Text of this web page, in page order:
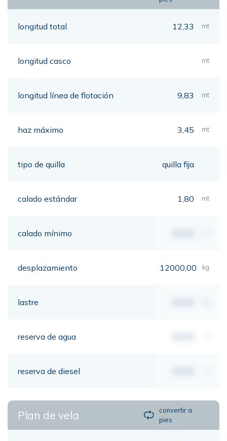
longitud total 12,33 mt
longitud casco mt
longitud línea de flotación 9,83 mt
haz máximo 3,45 mt
tipo de quilla quilla fija
calado estándar 1,80 mt
calado mínimo
desplazamiento 12000,00 kg
lastre
reserva de agua
reserva de diesel
Plan de vela
convertir a
pies